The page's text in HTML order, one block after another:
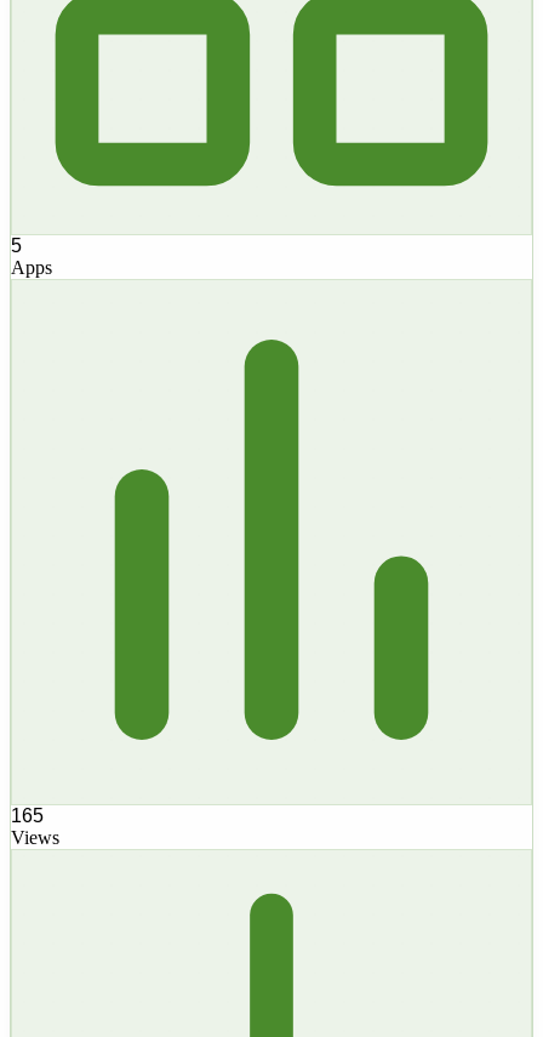
5
Apps
165
Views